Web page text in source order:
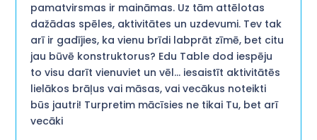
pamatvirsmas ir maināmas. Uz tām attēlotas
dažādas spēles, aktivitātes un uzdevumi. Tev tak
arī ir gadījies, ka vienu brīdi labprāt zīmē, bet citu
jau būvē konstruktorus? Edu Table dod iespēju
to visu darīt vienuviet un vēl… iesaistīt aktivitātēs
lielākos brāļus vai māsas, vai vecākus noteikti
būs jautri! Turpretim mācīsies ne tikai Tu, bet arī
vecāki